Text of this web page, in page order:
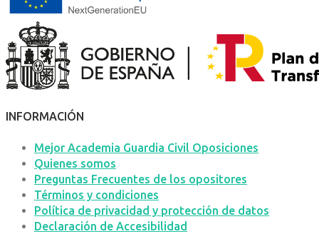
INFORMACIÓN
Mejor Academia Guardia Civil Oposiciones
Quienes somos
Preguntas Frecuentes de los opositores
Términos y condiciones
Política de privacidad y protección de datos
Declaración de Accesibilidad